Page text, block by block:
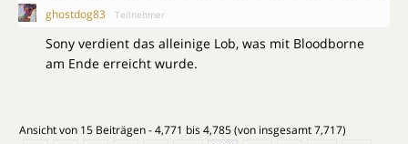
ghostdog83 Teilnehmer
Sony verdient das alleinige Lob, was mit Bloodborne
am Ende erreicht wurde.
Ansicht von 15 Beiträgen - 4,771 bis 4,785 (von insgesamt 7,717)